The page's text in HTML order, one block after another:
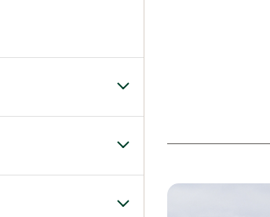
Alternar el submenú
Alternar el submenú
Alternar el submenú